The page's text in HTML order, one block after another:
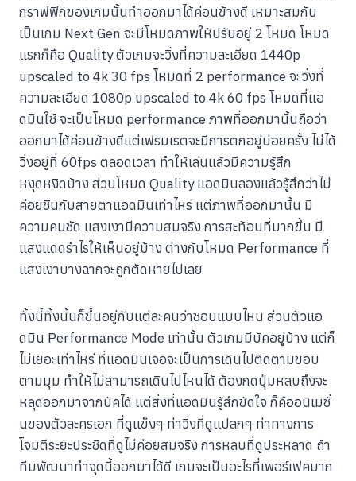
กราฟฟิกของเกมนั้นทำออกมาได้ค่อนข้างดี เหมาะสมกับ
เป็นเกม Next Gen จะมีโหมดภาพให้ปรับอยู่ 2 โหมด โหมด
แรกก็คือ Quality ตัวเกมจะวิ่งที่ความละเอียด 1440p
upscaled to 4k 30 fps โหมดที่ 2 performance จะวิ่งที่
ความละเอียด 1080p upscaled to 4k 60 fps โหมดที่แอ
ดมินใช้ จะเป็นโหมด performance ภาพที่ออกมานั้นถือว่า
ออกมาได้ค่อนข้างดีแต่เฟรมเรตจะมีการตกอยู่บ่อยครั้ง ไม่ได้
วิ่งอยู่ที่ 60fps ตลอดเวลา ทำให้เล่นแล้วมีความรู้สึก
หงุดหงิดบ้าง ส่วนโหมด Quality แอดมินลองแล้วรู้สึกว่าไม่
ค่อยชินกับสายตาแอดมินเท่าไหร่ แต่ภาพที่ออกมานั้น มี
ความคมชัด แสงเงามีความสมจริง การสะท้อนที่มากขึ้น มี
แสงแดดรำไรให้เห็นอยู่บ้าง ต่างกับโหมด Performance ที่
แสงเงาบางฉากจะถูกตัดหายไปเลย
ทั้งนี้ทั้งนั้นก็ขึ้นอยู่กับแต่ละคนว่าชอบแบบไหน ส่วนตัวแอ
ดมิน Performance Mode เท่านั้น ตัวเกมมีบัคอยู่บ้าง แต่ก็
ไม่เยอะเท่าไหร่ ที่แอดมินเจอจะเป็นการเดินไปติดตามขอบ
ตามมุม ทำให้ไม่สามารถเดินไปไหนได้ ต้องกดปุ่มหลบถึงจะ
หลุดออกมาจากบัคได้ แต่สิ่งที่แอดมินรู้สึกขัดใจ ก็คืออนิเมชั่
นของตัวละครเอก ที่ดูแข็งๆ ท่าวิ่งที่ดูแปลกๆ ท่าทางการ
โจมตีระยะประชิดที่ดูไม่ค่อยสมจริง การหลบที่ดูประหลาด ถ้า
ทีมพัฒนาทำจุดนี้ออกมาได้ดี เกมจะเป็นอะไรที่เพอร์เฟคมาก